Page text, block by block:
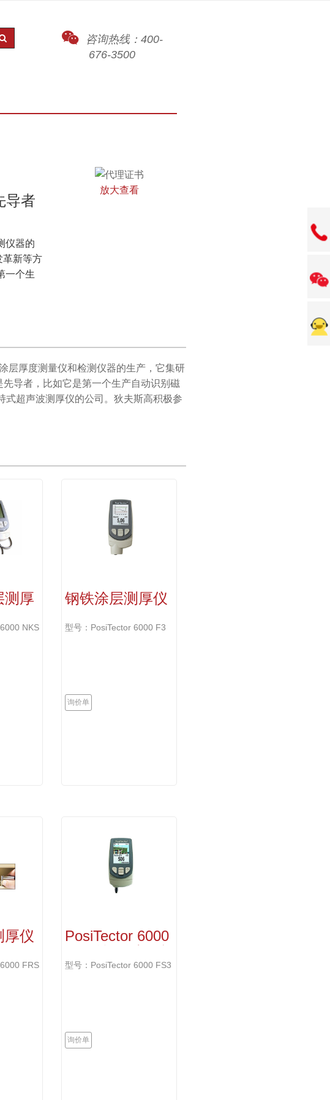
咨询热线：400-
676-3500
导者
仪器的
革新等方
一个生
放大查看
层厚度测量仪和检测仪器的生产，它集研
导者，比如它是第一个生产自动识别磁
超声波测厚仪的公司。狄夫斯高积极参
测厚
NKS
钢铁涂层测厚仪
型号：PosiTector 6000 F3
询价单
厚仪
FRS
PosiTector 6000
型号：PosiTector 6000 FS3
询价单